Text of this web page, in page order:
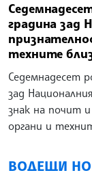
градина зад
техните
Седемнадесет
зад
знак на почит
органи и
ВОДЕЩИ